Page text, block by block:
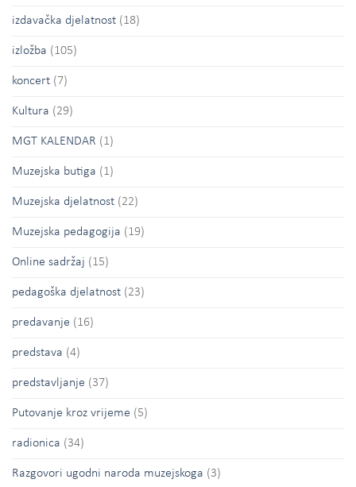
izdavačka djelatnost (18)
izložba (105)
koncert (7)
Kultura (29)
MGT KALENDAR (1)
Muzejska butiga (1)
Muzejska djelatnost (22)
Muzejska pedagogija (19)
Online sadržaj (15)
pedagoška djelatnost (23)
predavanje (16)
predstava (4)
predstavljanje (37)
Putovanje kroz vrijeme (5)
radionica (34)
Razgovori ugodni naroda muzejskoga (3)